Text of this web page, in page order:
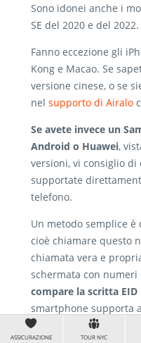
Sono idonei anche i
SE del 2020 e del 2022.
Fanno eccezione gli
Kong e Macao. Se
versione cinese, o se
nel supporto di Airalo
Se avete invece un
Android o Huawei,
versioni, vi consiglio di
supportate
telefono.
Un metodo semplice è
cioè chiamare questo
chiamata vera e
schermata con numeri
compare la scritta EID
smartphone supporta
ASSICURAZIONE TOUR NYC